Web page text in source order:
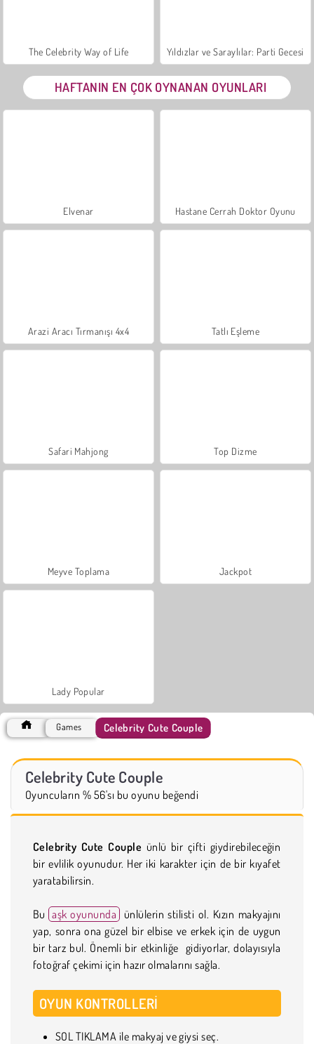
The Celebrity Way of Life Yıldızlar ve Saraylılar: Parti Gecesi
HAFTANIN EN ÇOK OYNANAN OYUNLARI
Elvenar Hastane Cerrah Doktor Oyunu
Arazi Aracı Tırmanışı 4x4 Tatlı Eşleme
Safari Mahjong Top Dizme
Meyve Toplama Jackpot
Lady Popular
Games Celebrity Cute Couple
Celebrity Cute Couple
Oyuncuların % 56'sı bu oyunu beğendi
Celebrity Cute Couple ünlü bir çifti giydirebileceğin
bir evlilik oyunudur. Her iki karakter için de bir kıyafet
yaratabilirsin.
Bu aşk oyununda
ünlülerin stilisti ol. Kızın makyajını
yap, sonra ona güzel bir elbise ve erkek için de uygun
bir tarz bul. Önemli bir etkinliğe gidiyorlar, dolayısıyla
fotoğraf çekimi için hazır olmalarını sağla.
OYUN KONTROLLERI
SOL TIKLAMA ile makyaj ve giysi seç.